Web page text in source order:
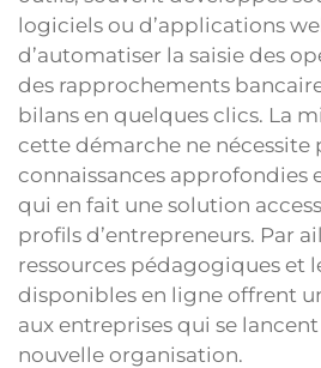
logiciels ou d’applications
d’automatiser la saisie des
des rapprochements
bilans en quelques clics. La
cette démarche ne nécessite
connaissances approfondies
qui en fait une solution
profils d’entrepreneurs. Par
ressources pédagogiques et
disponibles en ligne offrent
aux entreprises qui se
nouvelle organisation.